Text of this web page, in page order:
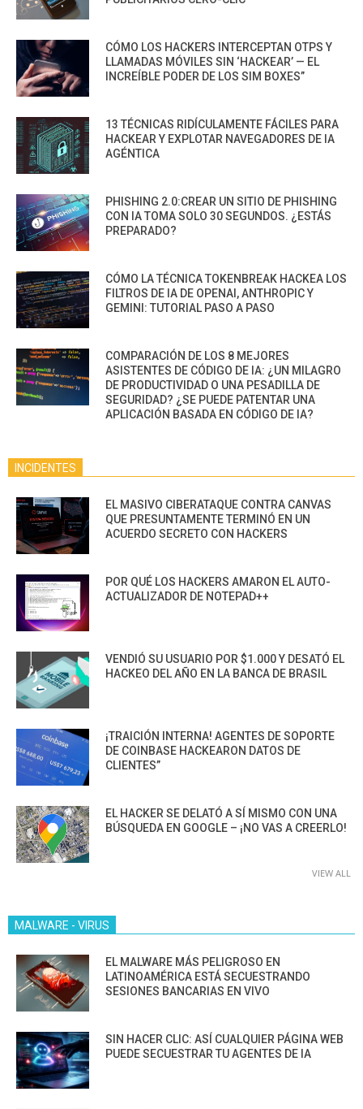
CÓMO LOS HACKERS INTERCEPTAN OTPS Y
LLAMADAS MÓVILES SIN ‘HACKEAR’ — EL
INCREÍBLE PODER DE LOS SIM BOXES”
13 TÉCNICAS RIDÍCULAMENTE FÁCILES PARA
HACKEAR Y EXPLOTAR NAVEGADORES DE IA
AGÉNTICA
PHISHING 2.0:CREAR UN SITIO DE PHISHING
CON IA TOMA SOLO 30 SEGUNDOS. ¿ESTÁS
PREPARADO?
CÓMO LA TÉCNICA TOKENBREAK HACKEA LOS
FILTROS DE IA DE OPENAI, ANTHROPIC Y
GEMINI: TUTORIAL PASO A PASO
COMPARACIÓN DE LOS 8 MEJORES
ASISTENTES DE CÓDIGO DE IA: ¿UN MILAGRO
DE PRODUCTIVIDAD O UNA PESADILLA DE
SEGURIDAD? ¿SE PUEDE PATENTAR UNA
APLICACIÓN BASADA EN CÓDIGO DE IA?
INCIDENTES
EL MASIVO CIBERATAQUE CONTRA CANVAS
QUE PRESUNTAMENTE TERMINÓ EN UN
ACUERDO SECRETO CON HACKERS
POR QUÉ LOS HACKERS AMARON EL AUTO-
ACTUALIZADOR DE NOTEPAD++
VENDIÓ SU USUARIO POR $1.000 Y DESATÓ EL
HACKEO DEL AÑO EN LA BANCA DE BRASIL
¡TRAICIÓN INTERNA! AGENTES DE SOPORTE
DE COINBASE HACKEARON DATOS DE
CLIENTES”
EL HACKER SE DELATÓ A SÍ MISMO CON UNA
BÚSQUEDA EN GOOGLE – ¡NO VAS A CREERLO!
VIEW ALL
MALWARE - VIRUS
EL MALWARE MÁS PELIGROSO EN
LATINOAMÉRICA ESTÁ SECUESTRANDO
SESIONES BANCARIAS EN VIVO
SIN HACER CLIC: ASÍ CUALQUIER PÁGINA WEB
PUEDE SECUESTRAR TU AGENTES DE IA